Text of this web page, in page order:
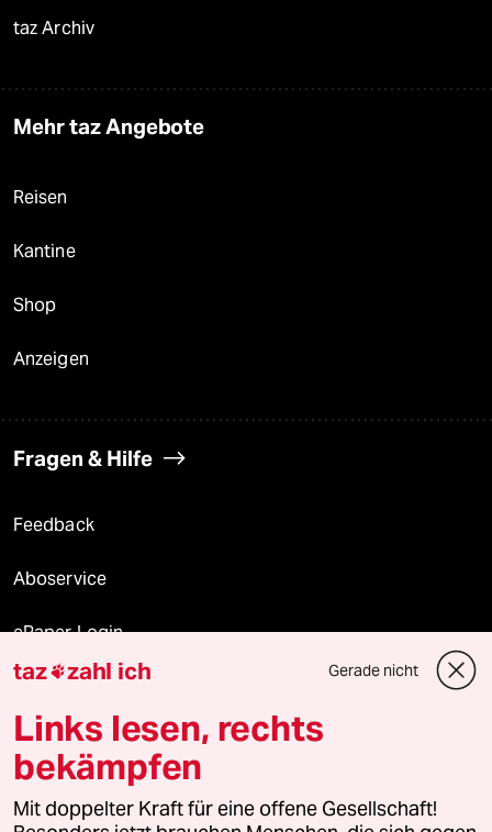
taz Archiv
Mehr taz Angebote
Reisen
Kantine
Shop
Anzeigen
Fragen & Hilfe
Feedback
Aboservice
ePaper Login
Downloads für Abonnierende
© 2026 taz Verlags und Vertriebs GmbH
Alle Rechte vorbehalten. Bei rechtlichen Fragen oder für Genehmigungen
wenden Sie sich bitte an
lizenzen@taz.de
taz zahl ich Gerade nicht
Links lesen, rechts
bekämpfen
Mit doppelter Kraft für eine offene Gesellschaft!